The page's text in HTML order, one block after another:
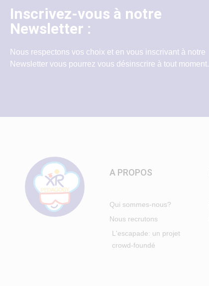
Inscrivez-vous à notre
Newsletter :
Nous respectons vos choix et en vous inscrivant à notre
Newsletter vous pourrez vous désinscrire à tout moment.
A PROPOS
Qui sommes-nous?
Nous recrutons
L'escapade: un projet
crowd-foundé